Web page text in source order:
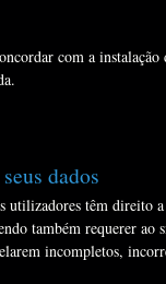
com a
dados
utilizadores têm direito
também requerer ao
incompletos,